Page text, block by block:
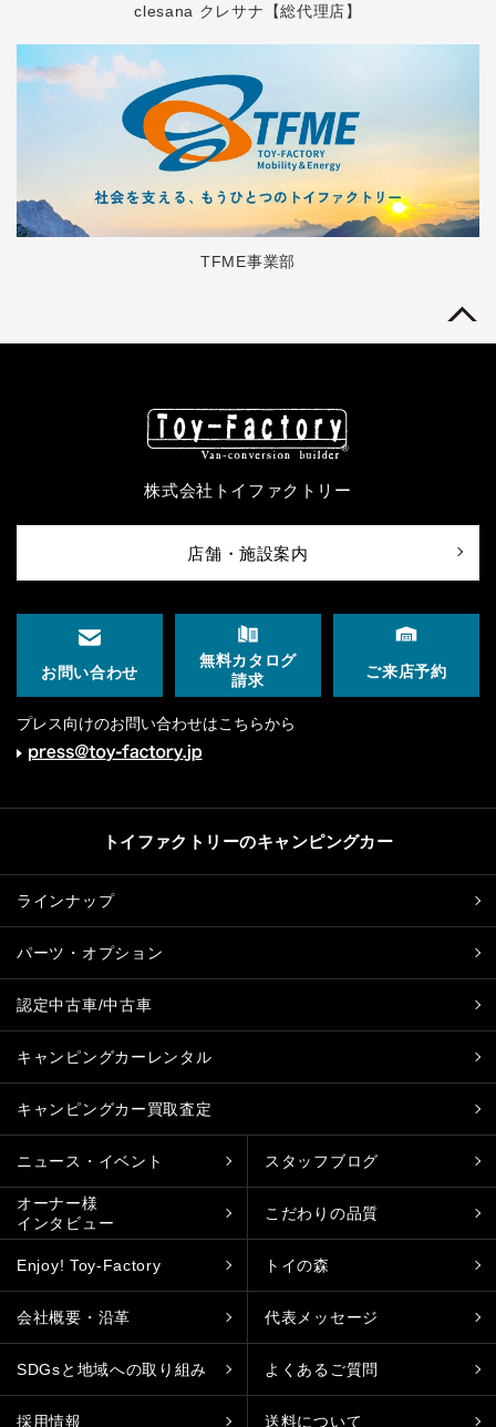
clesana クレサナ【総代理店】
TFME事業部
株式会社トイファクトリー
店舗・施設案内
お問い合わせ
無料カタログ
請求
ご来店予約
プレス向けのお問い合わせはこちらから
トイファクトリーのキャンピングカー
ラインナップ
パーツ・オプション
認定中古車/中古車
キャンピングカーレンタル
キャンピングカー買取査定
ニュース・イベント スタッフブログ
オーナー様
インタビュー
こだわりの品質
Enjoy! Toy-Factory トイの森
会社概要・沿革 代表メッセージ
SDGsと地域への取り組み よくあるご質問
採用情報 送料について